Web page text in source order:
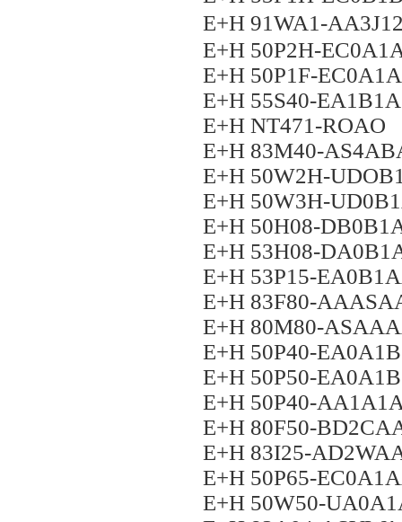
E+H 91WA1-
E+H 50P2H-
E+H 50P1F-
E+H 55S40-
E+H NT471-ROAO
E+H 83M40-
E+H 50W2H-
E+H 50W3H-
E+H 50H08-
E+H 53H08-
E+H 53P15-
E+H 83F80-
E+H 80M80-
E+H 50P40-
E+H 50P50-
E+H 50P40-
E+H 80F50-
E+H 83I25-
E+H 50P65-
E+H 50W50-